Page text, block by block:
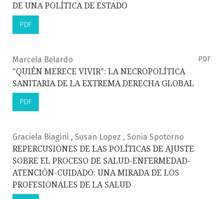
DE UNA POLÍTICA DE ESTADO
PDF
Marcela Belardo PDF
"QUIÉN MERECE VIVIR": LA NECROPOLÍTICA
SANITARIA DE LA EXTREMA DERECHA GLOBAL
PDF
Graciela Biagini , Susan Lopez , Sonia Spotorno
REPERCUSIONES DE LAS POLÍTICAS DE AJUSTE
SOBRE EL PROCESO DE SALUD-ENFERMEDAD-
ATENCIÓN-CUIDADO: UNA MIRADA DE LOS
PROFESIONALES DE LA SALUD